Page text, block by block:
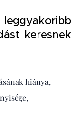
keresnek
hiánya,